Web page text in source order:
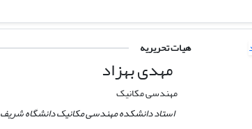
هیات تحریریه
مهدی بهزاد
مهندسی مکانیک
استاد دانشکده مهندسی مکانیک دانشگاه شریف